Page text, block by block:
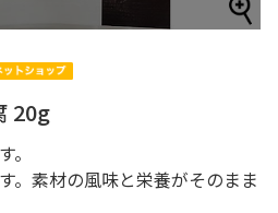
20g
。素材の風味と栄養がそのまま